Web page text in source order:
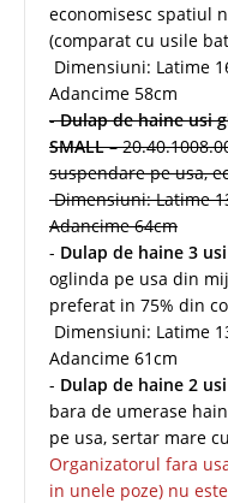
economisesc spatiul
(comparat cu usile
Dimensiuni: Latime
Adancime 58cm
-Dulap de haine usi
SMALL–
suspendare pe usa,
Dimensiuni: Latime
Adancime 64cm
- Dulap de haine 3
oglinda pe usa din
preferat in 75% din
Dimensiuni: Latime
Adancime 61cm
- Dulap de haine 2
bara de umerase
pe usa, sertar mare
Organizatorul fara
in unele poze) nu